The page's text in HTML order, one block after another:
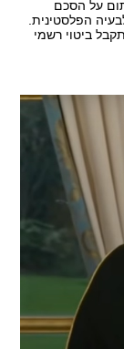
על הסכם
הפלסטינית.
ביטוי רשמי